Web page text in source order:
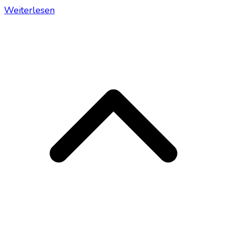
Weiterlesen